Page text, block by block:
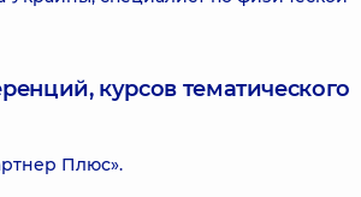
курсов тематического
Плюс».